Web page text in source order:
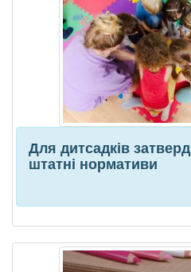
Для дитсадків
штатні нормативи